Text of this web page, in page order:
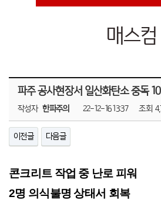
매스컴
파주 공사현장서 일산화탄소 중독
작성자 한파주의 22-12-16 13:37 조회
이전글 다음글
콘크리트 작업 중 난로 피워
2명 의식불명 상태서 회복